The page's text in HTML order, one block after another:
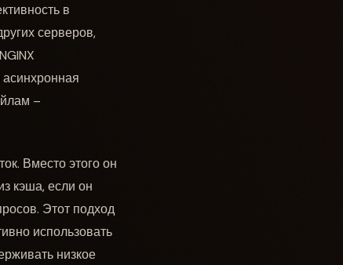
в
серверов,
–
Вместо этого он
кэша, если он
Этот подход
использовать
низкое